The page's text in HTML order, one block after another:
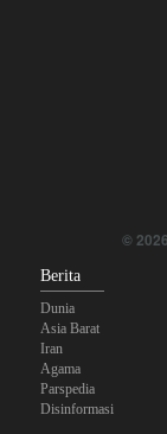
Militer Yaman
Tiga Tujuan AS di
Legislator Iran:
©
Berita
Dunia
Asia Barat
Iran
Agama
Parspedia
Disinformasi